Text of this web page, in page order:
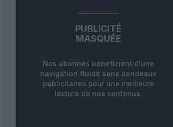
PUBLICITÉ
MASQUÉE
Nos abonnés bénéficient d'une
navigation fluide sans bandeaux
publicitaires pour une meilleure
lecture de nos contenus.